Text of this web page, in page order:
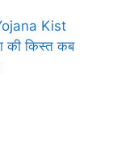
Kist
की किस्त कब